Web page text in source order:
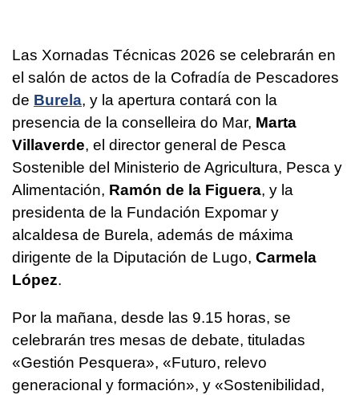
Las Xornadas Técnicas 2026 se celebrarán en
el salón de actos de la Cofradía de Pescadores
de Burela, y la apertura contará con la
presencia de la conselleira do Mar, Marta
Villaverde, el director general de Pesca
Sostenible del Ministerio de Agricultura, Pesca y
Alimentación, Ramón de la Figuera, y la
presidenta de la Fundación Expomar y
alcaldesa de Burela, además de máxima
dirigente de la Diputación de Lugo, Carmela
López.
Por la mañana, desde las 9.15 horas, se
celebrarán tres mesas de debate, tituladas
«Gestión Pesquera», «Futuro, relevo
generacional y formación», y «Sostenibilidad,